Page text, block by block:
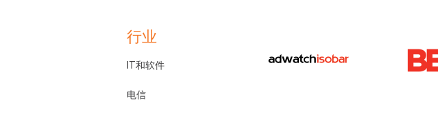
行业
IT和软件
电信